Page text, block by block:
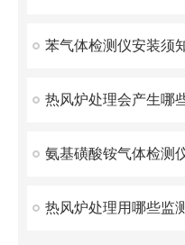
苯气体检测仪安装须
热风炉处理会产生哪
氨基磺酸铵气体检测
热风炉处理用哪些监